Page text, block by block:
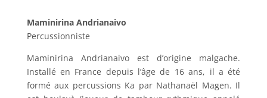
Maminirina Andrianaivo
Percussionniste
Maminirina Andrianaivo est d’origine malgache.
Installé en France depuis l’âge de 16 ans, il a été
formé aux percussions Ka par Nathanaël Magen. Il